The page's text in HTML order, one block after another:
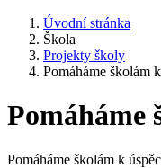
Úvodní stránka
Škola
Projekty školy
Pomáháme školám
Pomáháme
Pomáháme školám k